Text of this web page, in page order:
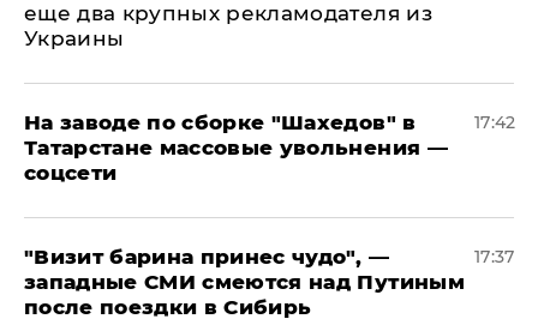
еще два крупных рекламодателя из
Украины
На заводе по сборке "Шахедов" в
Татарстане массовые увольнения —
соцсети
17:42
"Визит барина принес чудо", —
западные СМИ смеются над Путиным
после поездки в Сибирь
17:37